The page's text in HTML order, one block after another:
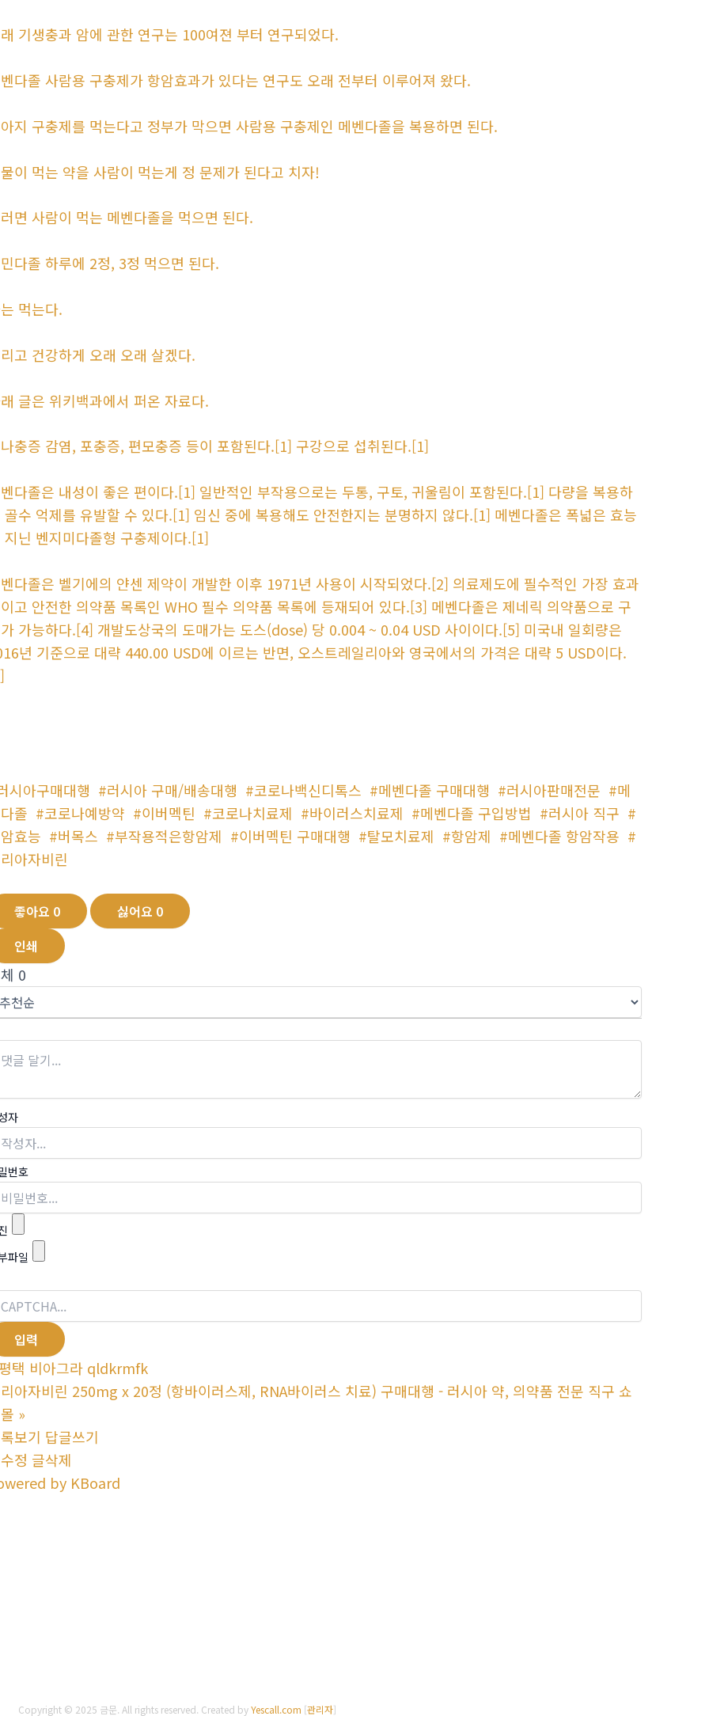
기생충과 암에 관한 연구는 100여젼 부터 연구되었다.
다졸 사람용 구충제가 항암효과가 있다는 연구도 오래 전부터 이루어져 왔다.
지 구충제를 먹는다고 정부가 막으면 사람용 구충제인 메벤다졸을 복용하면 된다.
이 먹는 약을 사람이 먹는게 정 문제가 된다고 치자!
면 사람이 먹는 메벤다졸을 먹으면 된다.
다졸 하루에 2정, 3정 먹으면 된다.
먹는다.
고 건강하게 오래 오래 살겠다.
글은 위키백과에서 퍼온 자료다.
충증 감염, 포충증, 편모충증 등이 포함된다.[1] 구강으로 섭취된다.[1]
다졸은 내성이 좋은 편이다.[1] 일반적인 부작용으로는 두통, 구토, 귀울림이 포함된다.[1] 다량을 복용하
골수 억제를 유발할 수 있다.[1] 임신 중에 복용해도 안전한지는 분명하지 않다.[1] 메벤다졸은 폭넓은 효능
지닌 벤지미다졸형 구충제이다.[1]
다졸은 벨기에의 얀센 제약이 개발한 이후 1971년 사용이 시작되었다.[2] 의료제도에 필수적인 가장 효과
고 안전한 의약품 목록인 WHO 필수 의약품 목록에 등재되어 있다.[3] 메벤다졸은 제네릭 의약품으로 구
가능하다.[4] 개발도상국의 도매가는 도스(dose) 당 0.004 ~ 0.04 USD 사이이다.[5] 미국내 일회량은
년 기준으로 대략 440.00 USD에 이르는 반면, 오스트레일리아와 영국에서의 가격은 대략 5 USD이다.
시아구매대행 #러시아 구매/배송대행 #코로나백신디톡스 #메벤다졸 구매대행 #러시아판매전문 #메
졸 #코로나예방약 #이버멕틴 #코로나치료제 #바이러스치료제 #메벤다졸 구입방법 #러시아 직구 #
효능 #버목스 #부작용적은항암제 #이버멕틴 구매대행 #탈모치료제 #항암제 #메벤다졸 항암작용 #
아자비린
좋아요 0 싫어요 0
인쇄
0
자
번호
파일
택 비아그라 qldkrmfk
아자비린 250mg x 20정 (항바이러스제, RNA바이러스 치료) 구매대행 - 러시아 약, 의약품 전문 직구 쇼
»
보기 답글쓰기
정 글삭제
by KBoard
Copyright © 2025 금문. All rights reserved. Created byYescall.com [관리자]